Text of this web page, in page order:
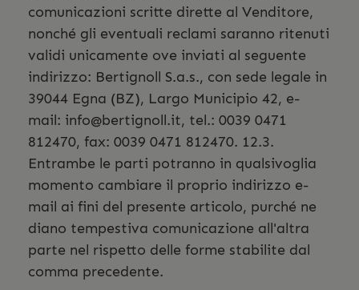
comunicazioni scritte dirette al Venditore,
nonché gli eventuali reclami saranno ritenuti
validi unicamente ove inviati al seguente
indirizzo: Bertignoll S.a.s., con sede legale in
39044 Egna (BZ), Largo Municipio 42, e-
mail: info@bertignoll.it, tel.: 0039 0471
812470, fax: 0039 0471 812470. 12.3.
Entrambe le parti potranno in qualsivoglia
momento cambiare il proprio indirizzo e-
mail ai fini del presente articolo, purché ne
diano tempestiva comunicazione all'altra
parte nel rispetto delle forme stabilite dal
comma precedente.